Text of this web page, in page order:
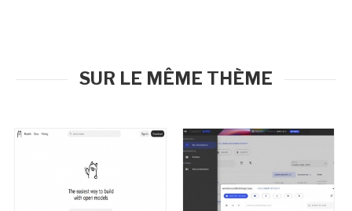
SUR LE MÊME THÈME